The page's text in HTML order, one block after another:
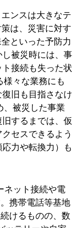
ンスは大きなテ
は、災害に対す
といった予防力
被災時には、事
接続も失った状
々な業務にも
旧も目指さなけ
被災した事業
するまでは、仮
セスできるよう
力や転換力）も
ネット接続や電
携帯電話等基地
けるものの、数